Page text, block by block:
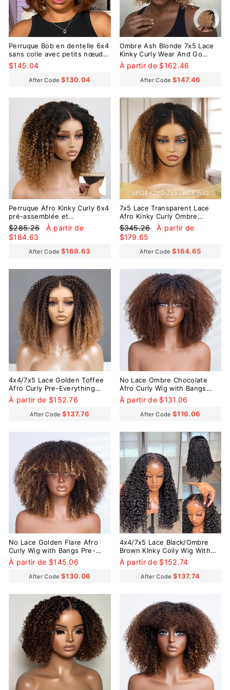
Perruque Bob en dentelle 6x4
sans colle avec petits nœuds,
coupe en couches blonde
mélangée brun caramel
$145.04
After Code $130.04
Ombre Ash Blonde 7x5 Lace
Kinky Curly Wear And Go
Glueless Wig
À partir de $162.46
After Code $147.46
Perruque Afro Kinky Curly 6x4
pré-assemblée et
transparente en dentelle sans
colle
Prix
régulier
$285.26
Prix
À partir de
$184.63
After Code $169.63
Réduit
7x5 Lace Transparent Lace
Afro Kinky Curly Ombre
Blonde Pre-Everyhthing Wear
Go Glueless Wig
Prix
régulier
$345.26
Prix
À partir de
$179.65
After Code $164.65
4x4/7x5 Lace Golden Toffee
Afro Curly Pre-Everything
Glueless Wig
À partir de $152.76
After Code $137.76
No Lace Ombre Chocolate
Afro Curly Wig with Bangs
Pre-Everything Wear Go
Glueless Wig
À partir de $131.06
After Code $116.06
No Lace Golden Flare Afro
Curly Wig with Bangs Pre-
Everything Wear Go Glueless
Wig
À partir de $145.06
After Code $130.06
4x4/7x5 Lace Black/Ombre
Brown KInky Coily Wig With
3C Hybrid Hairline Pre-
Everything Wear Go Glueless
À partir de $152.74
After Code $137.74